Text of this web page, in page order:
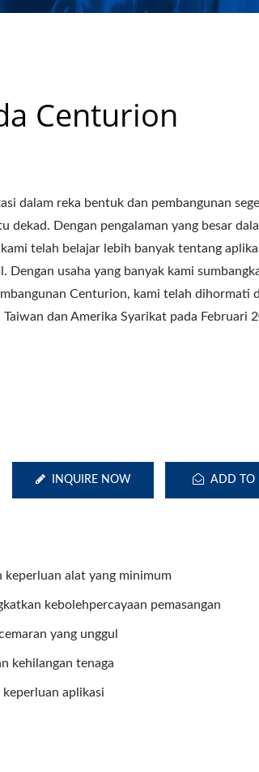
Centurion
dalam reka bentuk dan pembangunan
dekad. Dengan pengalaman yang besar
telah belajar lebih banyak tentang
Dengan usaha yang banyak kami
Centurion, kami telah dihormati
dan Amerika Syarikat pada Februari
ADD TO
INQUIRE NOW
keperluan alat yang minimum
kebolehpercayaan pemasangan
yang unggul
kehilangan tenaga
aplikasi